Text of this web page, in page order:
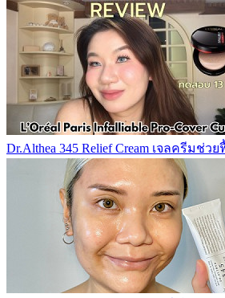
Dr.Althea 345 Relief Cream เจลครีมช่ว